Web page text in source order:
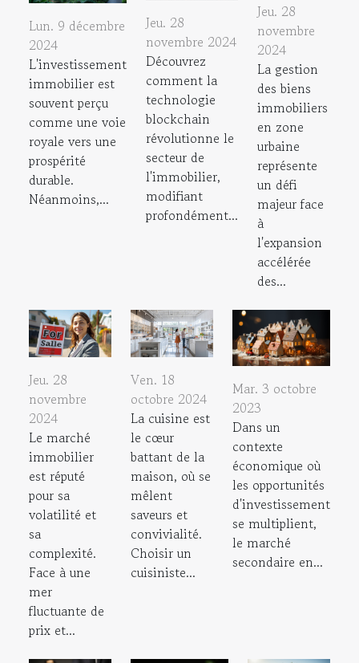
Lun. 9 décembre
2024
L'investissement
immobilier est
souvent perçu
comme une voie
royale vers une
prospérité
durable.
Néanmoins,...
Jeu. 28
novembre 2024
Découvrez
comment la
technologie
blockchain
révolutionne le
secteur de
l'immobilier,
modifiant
profondément...
Jeu. 28
novembre
2024
La gestion
des biens
immobiliers
en zone
urbaine
représente
un défi
majeur face
à
l'expansion
accélérée
des...
Jeu. 28
novembre
2024
Le marché
immobilier
est réputé
pour sa
volatilité et
sa
complexité.
Face à une
mer
fluctuante de
prix et...
Ven. 18
octobre 2024
La cuisine est
le cœur
battant de la
maison, où se
mêlent
saveurs et
convivialité.
Choisir un
cuisiniste...
Mar. 3 octobre
2023
Dans un
contexte
économique où
les opportunités
d'investissement
se multiplient,
le marché
secondaire en...